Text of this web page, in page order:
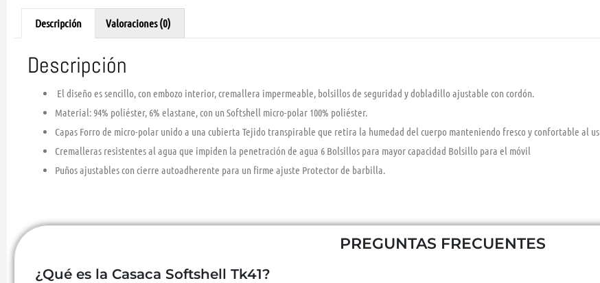
Descripción Valoraciones (0)
Descripción
El diseño es sencillo, con embozo interior, cremallera impermeable, bolsillos de seguridad y dobladillo ajustable con cordón.
Material: 94% poliéster, 6% elastane, con un Softshell micro-polar 100% poliéster.
Capas Forro de micro-polar unido a una cubierta Tejido transpirable que retira la humedad del cuerpo manteniendo fresco y confortable al
Cremalleras resistentes al agua que impiden la penetración de agua 6 Bolsillos para mayor capacidad Bolsillo para el móvil
Puños ajustables con cierre autoadherente para un firme ajuste Protector de barbilla.
PREGUNTAS FRECUENTES
¿Qué es la Casaca Softshell Tk41?